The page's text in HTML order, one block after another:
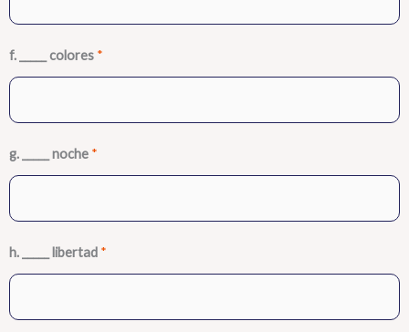
f. _____ colores *
g. _____ noche *
h. _____ libertad *